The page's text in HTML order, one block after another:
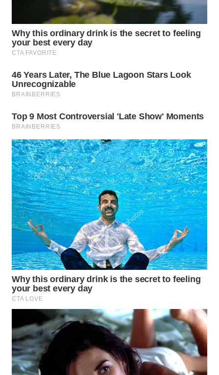
WAHANA
INFRASTRUKTUR
WAHANA
KONSUMEN
WAHANA
LISTRIK
WAHANA
TRAVEL
WAHANA
TV
WAHANANEWS
ID
WAHANANEWS
CO ID
WAHANANEWS
NET
WAHANA
WAHANA
UMKM
WAHANA